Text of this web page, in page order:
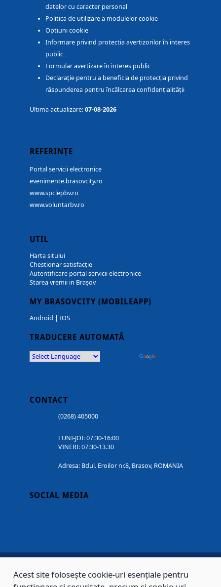
datelor cu caracter personal
Politica de utilizare a modulelor cookie
Optiuni cookie
Informare privind protectia avertizorilor în interes
public
Formular avertizare în interes public
Declarație pentru a beneficia de protecția privind
răspunderea pentru încălcarea confidențialității
Ultima actualizare:07-08-2026
REFERINȚE
Portal servicii electronice
evenimente.brasovcity.ro
www.spclepbv.ro
www.voluntarbv.ro
UTIL
Harta sitului
Chestionar satisfacție
Autentificare portal servicii electronice
Starea vremii in Brașov
MY BRASOVCITY (MOBILEAPP)
Android | IOS
TRADUCERE AUTOMATĂ
CONTACT
(0268) 405000
LUNI-JOI: 07:30-16:00
VINERI: 07:30-13.30
Adresa: Bdul. Eroilor nr.8, Brasov, ROMANIA
SOCIAL MEDIA
Copyright © 2002 - 2026 - PRIMĂRIA MUNICIPIULUI BRAȘOV, toate drepturile
Acest site folosește cookie-uri esențiale pentru